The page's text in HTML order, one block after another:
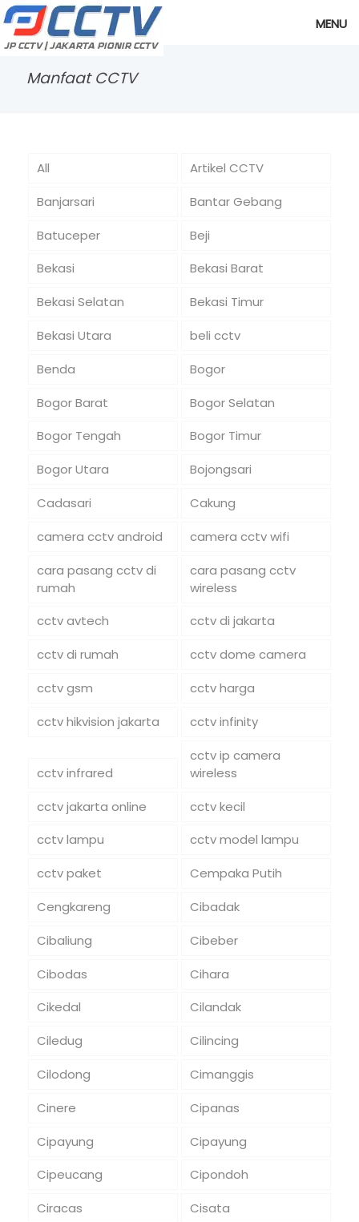
MENU
Manfaat CCTV
All
Artikel CCTV
Banjarsari
Bantar Gebang
Batuceper
Beji
Bekasi
Bekasi Barat
Bekasi Selatan
Bekasi Timur
Bekasi Utara
beli cctv
Benda
Bogor
Bogor Barat
Bogor Selatan
Bogor Tengah
Bogor Timur
Bogor Utara
Bojongsari
Cadasari
Cakung
camera cctv android
camera cctv wifi
cara pasang cctv di
rumah
cara pasang cctv
wireless
cctv avtech
cctv di jakarta
cctv di rumah
cctv dome camera
cctv gsm
cctv harga
cctv hikvision jakarta
cctv infinity
cctv infrared
cctv ip camera
wireless
cctv jakarta online
cctv kecil
cctv lampu
cctv model lampu
cctv paket
Cempaka Putih
Cengkareng
Cibadak
Cibaliung
Cibeber
Cibodas
Cihara
Cikedal
Cilandak
Ciledug
Cilincing
Cilodong
Cimanggis
Cinere
Cipanas
Cipayung
Cipayung
Cipeucang
Cipondoh
Ciracas
Cisata